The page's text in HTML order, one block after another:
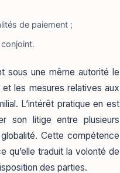
de paiement ;
sous une même autorité le
les mesures relatives aux
L’intérêt pratique en est
son litige entre plusieurs
Cette compétence
qu’elle traduit la volonté de
des parties.